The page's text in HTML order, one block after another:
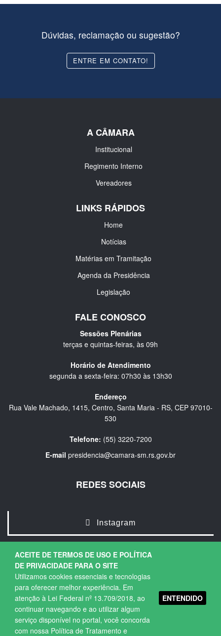
ACEITE DE TERMOS DE USO E POLÍTICA
DE PRIVACIDADE PARA O SITE
Utilizamos cookies essenciais e tecnologias
para oferecer melhor experiência. Em
atenção à Lei Federal nº 13.709/2018, ao
continuar navegando e ao utilizar algum
serviço disponível no portal, você concorda
com nossa Política de Tratamento e
ENTENDIDO
Dúvidas, reclamação ou sugestão?
ENTRE EM CONTATO!
A CÂMARA
Institucional
Regimento Interno
Vereadores
LINKS RÁPIDOS
Home
Notícias
Matérias em Tramitação
Agenda da Presidência
Legislação
FALE CONOSCO
Sessões Plenárias
terças e quintas-feiras, às 09h
Horário de Atendimento
segunda a sexta-feira: 07h30 às 13h30
Endereço
Rua Vale Machado, 1415, Centro, Santa Maria - RS, CEP 97010-
530
Telefone: (55) 3220-7200
E-mail presidencia@camara-sm.rs.gov.br
REDES SOCIAIS
Instagram
Copyright © 2026. Todos os direitos Reservados.
Política de Privacidade |Termos de Uso